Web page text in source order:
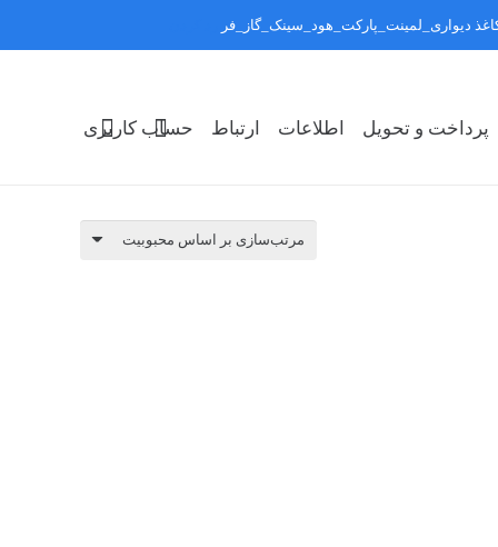
پرداخت و تحویل اطلاعات ارتباط حساب کاربری
دیواری_لمینت_پارکت_هود_سینک_گاز_فر